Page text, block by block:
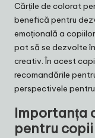
Cărțile de colorat
benefică pentru
emoțională a
pot să se dezvolte
creativ. În acest
recomandările
perspectivele
Importanța
pentru copii